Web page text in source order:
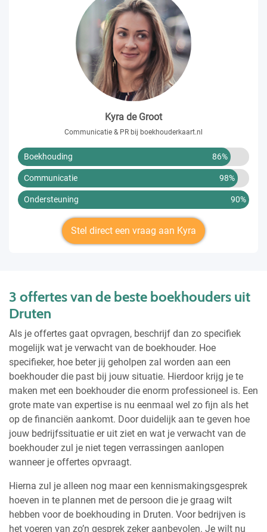
Kyra de Groot
Communicatie & PR bij boekhouderkaart.nl
Boekhouding 86%
Communicatie 98%
Ondersteuning 90%
Stel direct een vraag aan Kyra
3 offertes van de beste boekhouders uit
Druten
Als je offertes gaat opvragen, beschrijf dan zo specifiek
mogelijk wat je verwacht van de boekhouder. Hoe
specifieker, hoe beter jij geholpen zal worden aan een
boekhouder die past bij jouw situatie. Hierdoor krijg je te
maken met een boekhouder die enorm professioneel is. Een
grote mate van expertise is nu eenmaal wel zo fijn als het
op de financiën aankomt. Door duidelijk aan te geven hoe
jouw bedrijfssituatie er uit ziet en wat je verwacht van de
boekhouder zul je niet tegen verrassingen aanlopen
wanneer je offertes opvraagt.
Hierna zul je alleen nog maar een kennismakingsgesprek
hoeven in te plannen met de persoon die je graag wilt
hebben voor de boekhouding in Druten. Voor bedrijven is
het voeren van zo’n gesprek zeker aanbevolen. Je wilt nu